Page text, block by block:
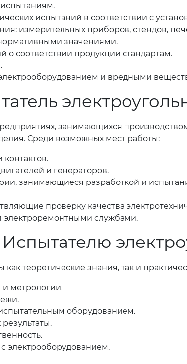
испытаниям.
испытаний в соответствии с
измерительных приборов, стендов,
значениями.
соответствии продукции стандартам.
и вредными
занимающихся
Среди возможных мест работы:
и генераторов.
занимающиеся разработкой и
проверку качества
электроремонтными службами.
теоретические знания, так и
и метрологии.
оборудованием.
электрооборудованием.